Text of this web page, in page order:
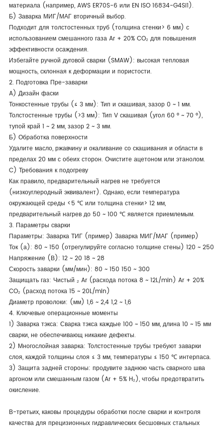
материала (например, AWS ER70S-6 или EN ISO 16834-G4Si1).
Б) Заварка МИГ/МАГ вторичный выбор.
Подходит для толстостенных труб (толщина стенки> 6 мм) с
использованием смешанного газа Ar + 20% CO₂ для повышения
эффективности осаждения.
Избегайте ручной дуговой сварки (SMAW): высокая тепловая
мощность, склонная к деформации и пористости.
2. Подготовка Пре-заварки
A) Дизайн фаски
Тонкостенные трубы (≤ 3 мм): Тип и скашивая, зазор 0 ~ 1 мм.
Толстостенные трубы (>3 мм): Тип V скашивая (угол 60 ° ~ 70 °),
тупой край 1 ~ 2 мм, зазор 2 ~ 3 мм.
Б) Обработка поверхности
Удалите масло, ржавчину и окаливание со скашивания и области в
пределах 20 мм с обеих сторон. Очистите ацетоном или этанолом.
C) Требования к подогреву
Как правило, предварительный нагрев не требуется
(низкоуглеродный эквивалент). Однако, если температура
окружающей среды <5 ℃ или толщина стенки> 12 мм,
предварительный нагрев до 50 ~ 100 ℃ является приемлемым.
3. Параметры сварки
Параметры: Заварка ТИГ (пример) Заварка МИГ/МАГ (пример)
Ток (а): 80 ~ 150 (отрегулируйте согласно толщине стены) 120 ~ 250
Напряжение (В): 12 ~ 20 18 ~ 28
Скорость заварки (мм/мин): 80 ~ 150 150 ~ 300
Защищать газ: Чистый ₂ Ar (расхода потока 8 ~ 12L/min) Ar + 20%
CO₂ (расход потока 15 ~ 20L/min)
Диаметр проволоки: (мм) 1,6 ~ 2,4 1,2 ~ 1,6
4. Ключевые операционные моменты
1) Заварка тэкса: Сварка тэкса каждые 100 ~ 150 мм, длина 10 ~ 15 мм
сварки, не обеспечивающ никакие дефекты.
2) Многослойная заварка: Толстостенные трубы требуют заварки
слоя, каждой толщины слоя ≤ 3 мм, температуры ≤ 150 ℃ интерпаса.
3) Защита задней стороны: продувите заднюю часть сварного шва
аргоном или смешанным газом (Ar + 5% H₂), чтобы предотвратить
окисление.
В-третьих, каковы процедуры обработки после сварки и контроля
качества для прецизионных гидравлических бесшовных стальных